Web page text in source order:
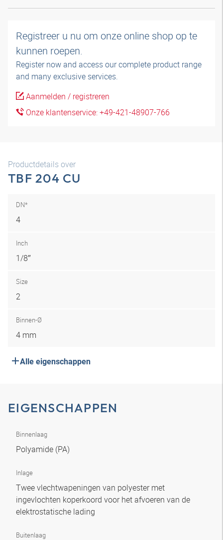
Registreer u nu om onze online shop op te
kunnen roepen.
Register now and access our complete product range
and many exclusive services.
Aanmelden / registreren
Onze klantenservice: +49-421-48907-766
Productdetails over
TBF 204 CU
DN*
4
Inch
1/8″
Size
2
Binnen-Ø
4 mm
Alle eigenschappen
EIGENSCHAPPEN
Binnenlaag
Polyamide (PA)
Inlage
Twee vlechtwapeningen van polyester met
ingevlochten koperkoord voor het afvoeren van de
elektrostatische lading
Buitenlaag